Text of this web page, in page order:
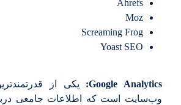
Ahrefs
Moz
Screaming Frog
Yoast SEO
Google Analytics:
یکی از
وب‌سایت است که اطلاعات جامعی